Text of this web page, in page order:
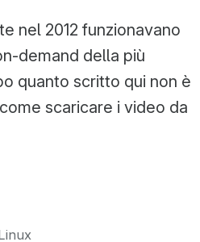
nel 2012 funzionavano
demand della più
quanto scritto qui non è
scaricare i video da